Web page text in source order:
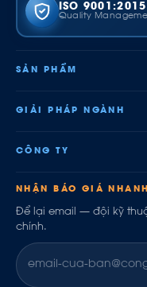
ISO 9001:2015
Quality
SẢN PHẨM
GIẢI PHÁP NGÀNH
CÔNG TY
NHẬN BÁO GIÁ NHANH
Để lại email — đội kỹ
chính.